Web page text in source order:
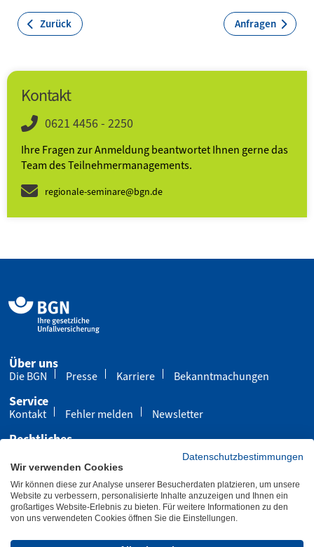
Zurück Anfragen
Kontakt
0621 4456 - 2250
Ihre Fragen zur Anmeldung beantwortet Ihnen gerne das
Team des Teilnehmer­­manage­ments.
regionale-seminare@bgn.de
Über uns
Die BGN Presse Karriere Bekanntmachungen
Service
Kontakt Fehler melden Newsletter
Rechtliches
Cookies
Barrierefreiheit
Übersicht Leichte Sprache Gebärdensprache
Letzte Aktualisierung 15.10.2025
Datenschutzbestimmungen
Wir verwenden Cookies
Wir können diese zur Analyse unserer Besucherdaten platzieren, um unsere
Website zu verbessern, personalisierte Inhalte anzuzeigen und Ihnen ein
großartiges Website-Erlebnis zu bieten. Für weitere Informationen zu den
von uns verwendeten Cookies öffnen Sie die Einstellungen.